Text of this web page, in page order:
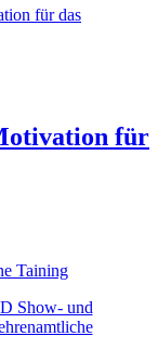
für
Taining